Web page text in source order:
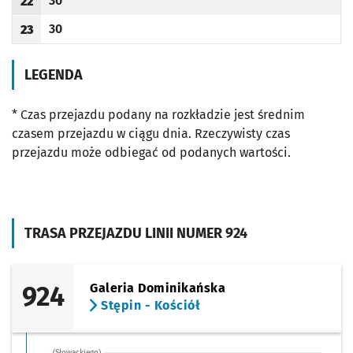
TRASA PRZEJAZDU LINII NUMER 924
924
Galeria Dominikańska
Stępin - Kościół
Godzina odjazdu
Odjazd
minut po godzinie 22
Godzina odjazdu
23
Odjazd
30
minut po godzinie 23
LEGENDA
* Czas przejazdu podany na rozkładzie jest średnim
czasem przejazdu w ciągu dnia. Rzeczywisty czas
przejazdu może odbiegać od podanych wartości.